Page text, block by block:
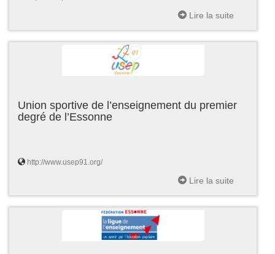
Lire la suite
Union sportive de l’enseignement du premier
degré de l’Essonne
http://www.usep91.org/
Lire la suite